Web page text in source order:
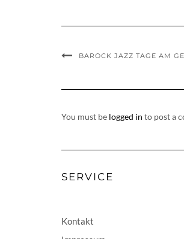
BAROCK JAZZ TAGE AM
You must be logged in to post a
SERVICE
Kontakt